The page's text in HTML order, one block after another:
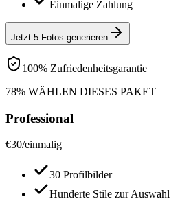
Einmalige Zahlung
Jetzt 5 Fotos generieren
100% Zufriedenheitsgarantie
78% WÄHLEN DIESES PAKET
Professional
€30/einmalig
30 Profilbilder
Hunderte Stile zur Auswahl